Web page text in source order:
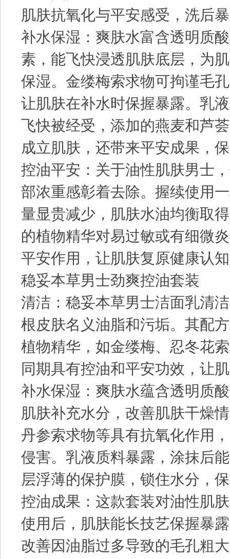
肌肤抗氧化与平安感受，洗后
补水保湿：爽肤水富含透明质
素，能飞快浸透肌肤底层，为
保湿。金缕梅索求物可拘谨毛
让肌肤在补水时保握暴露。乳
飞快被经受，添加的燕麦和芦
成立肌肤，还带来平安成果，
控油平安：关于油性肌肤男士
部浓重感彰着去除。握续使用
量显贵减少，肌肤水油均衡取
的植物精华对易过敏或有细微
平安作用，让肌肤复原健康认
稳妥本草男士劲爽控油套装
清洁：稳妥本草男士洁面乳清
根皮肤名义油脂和污垢。其配
植物精华，如金缕梅、忍冬花
同期具有控油和平安功效，让
补水保湿：爽肤水蕴含透明质
肌肤补充水分，改善肌肤干燥
丹参索求物等具有抗氧化作用
侵害。乳液质料暴露，涂抹后
层浮薄的保护膜，锁住水分，
控油成果：这款套装对油性肌
使用后，肌肤能长技艺保握暴
改善因油脂过多导致的毛孔粗